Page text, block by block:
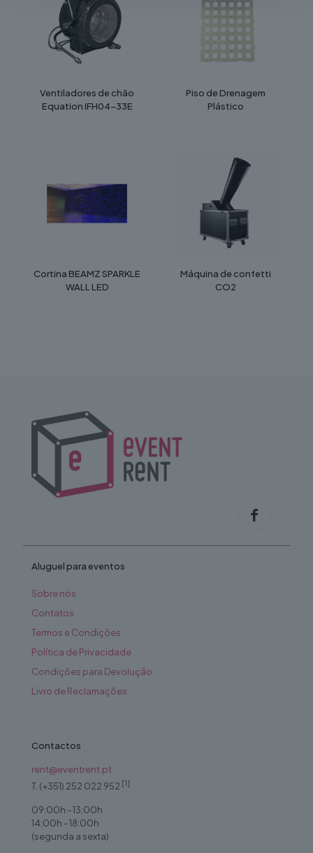
Ventiladores de chão
Equation IFH04-33E
Piso de Drenagem
Plástico
Cortina BEAMZ SPARKLE
WALL LED
Máquina de confetti
CO2
Aluguel para eventos
Sobre nós
Contatos
Termos e Condições
Política de Privacidade
Condições para Devolução
Livro de Reclamações
Contactos
rent@eventrent.pt
T. (+351) 252 022 952 [1]
09:00h - 13:00h
14:00h - 18:00h
(segunda a sexta)